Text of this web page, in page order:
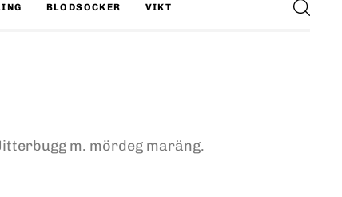
BLODSOCKER VIKT
m. mördeg maräng.